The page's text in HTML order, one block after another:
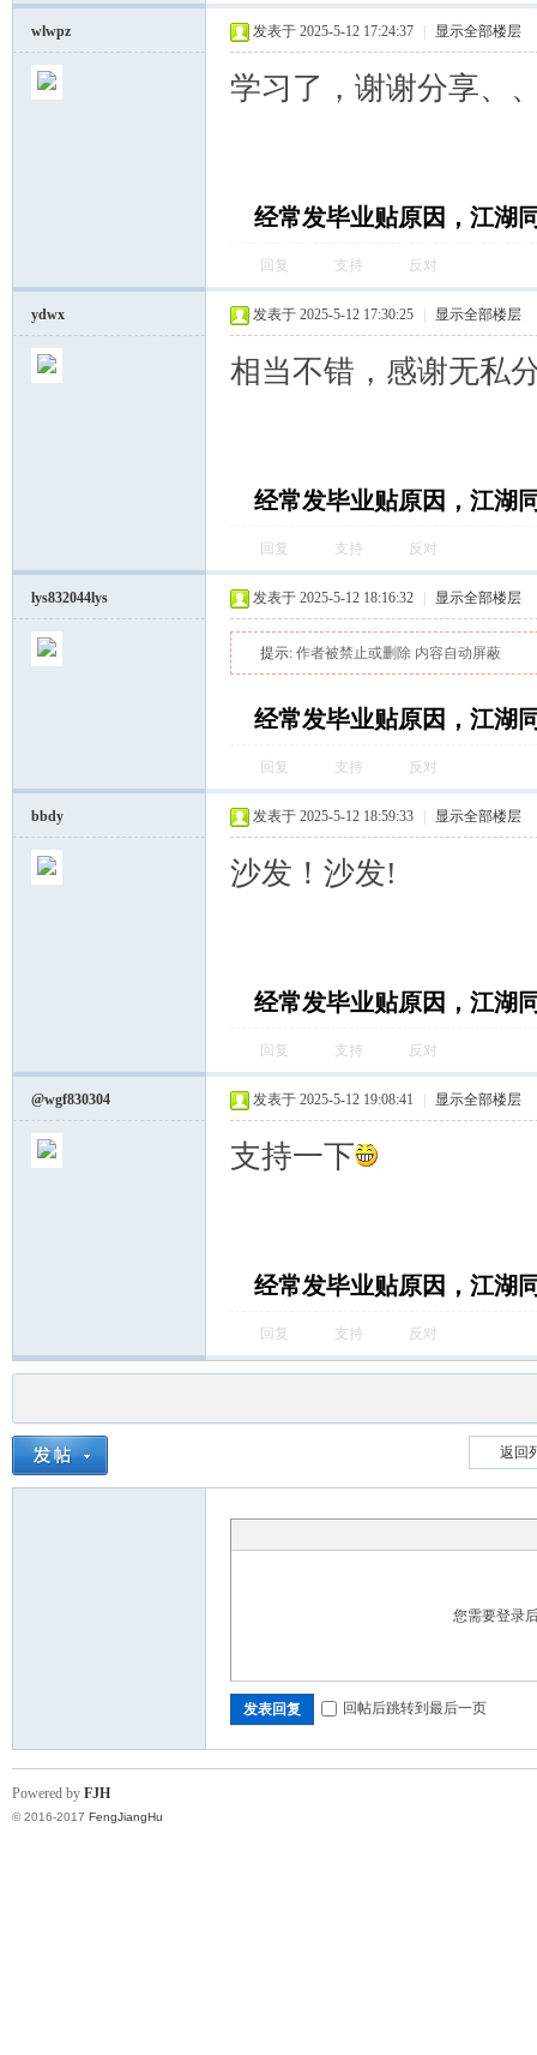
wlwpz 发表于 2025-5-12 17:24:37 显示全部楼层
学习了，谢谢分享、
经常发毕业贴原因，江湖
回复 支持 反对
ydwx 发表于 2025-5-12 17:30:25 显示全部楼层
相当不错，感谢无私
经常发毕业贴原因，江湖
回复 支持 反对
lys832044lys 发表于 2025-5-12 18:16:32 显示全部楼层
提示: 作者被禁止或删除 内容自动屏蔽
经常发毕业贴原因，江湖
回复 支持 反对
bbdy 发表于 2025-5-12 18:59:33 显示全部楼层
沙发！沙发!
经常发毕业贴原因，江湖
回复 支持 反对
@wgf830304 发表于 2025-5-12 19:08:41 显示全部楼层
支持一下
经常发毕业贴原因，江湖
回复 支持 反对
返回
您需要登录
发表回复 回帖后跳转到最后一页
Powered by FJH
© 2016-2017 FengJiangHu